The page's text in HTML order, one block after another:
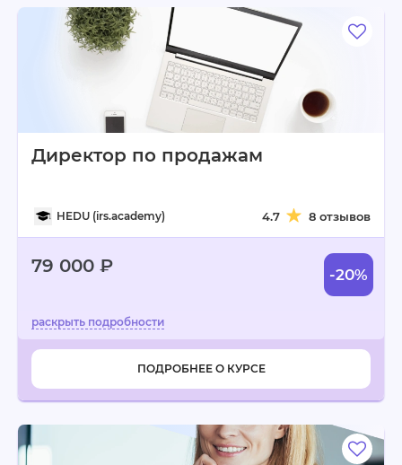
Директор по продажам
HEDU (irs.academy) 4.7 8 отзывов
79 000 ₽ -20%
ПОДРОБНЕЕ О КУРСЕ